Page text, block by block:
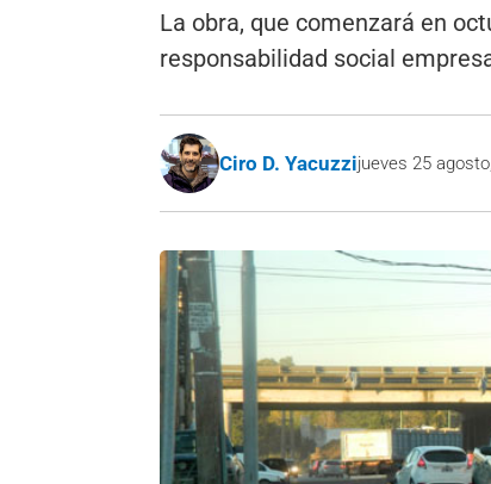
La obra, que comenzará en
responsabilidad social
Ciro D. Yacuzzijueves 25